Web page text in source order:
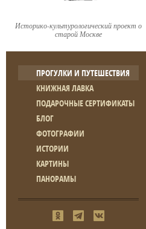
Историко-культурологический проект о
старой Москве
ПРОГУЛКИ И ПУТЕШЕСТВИЯ
КНИЖНАЯ ЛАВКА
ПОДАРОЧНЫЕ СЕРТИФИКАТЫ
БЛОГ
ФОТОГРАФИИ
ИСТОРИИ
КАРТИНЫ
ПАНОРАМЫ